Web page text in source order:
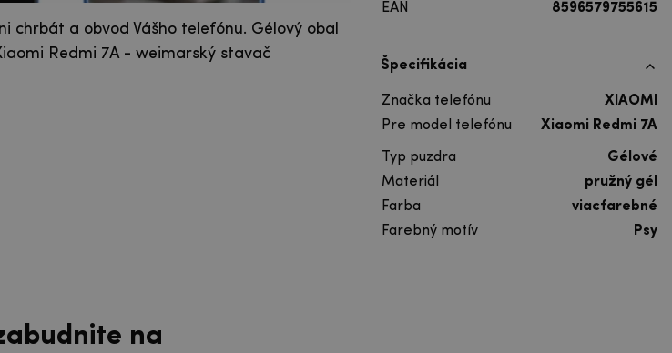
chrbát a obvod Vášho telefónu. Gélový obal
Redmi 7A - weimarský stavač
EAN
8596579755615
Špecifikácia
Značka telefónu
XIAOMI
Pre model telefónu
Xiaomi Redmi 7A
Typ puzdra
Gélové
Materiál
pružný gél
Farba
viacfarebné
Farebný motív
Psy
na